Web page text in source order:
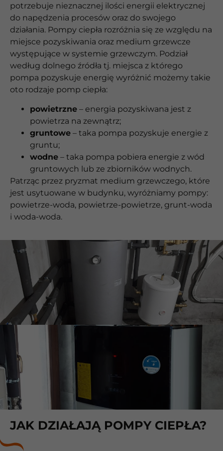
potrzebuje nieznacznej ilości energii elektrycznej
do napędzenia procesów oraz do swojego
działania. Pompy ciepła rozróżnia się ze względu na
miejsce pozyskiwania oraz medium grzewcze
występujące w systemie grzewczym. Podział
według dolnego źródła tj. miejsca z którego
pompa pozyskuje energię wyróżnić możemy takie
oto rodzaje pomp ciepła:
powietrzne – energia pozyskiwana jest z
powietrza na zewnątrz;
gruntowe – taka pompa pozyskuje energie z
gruntu;
wodne – taka pompa pobiera energie z wód
gruntowych lub ze zbiorników wodnych.
Patrząc przez pryzmat medium grzewczego, które
jest usytuowane w budynku, wyróżniamy pompy:
powietrze-woda, powietrze-powietrze, grunt-woda
i woda-woda.
JAK DZIAŁAJĄ POMPY CIEPŁA?